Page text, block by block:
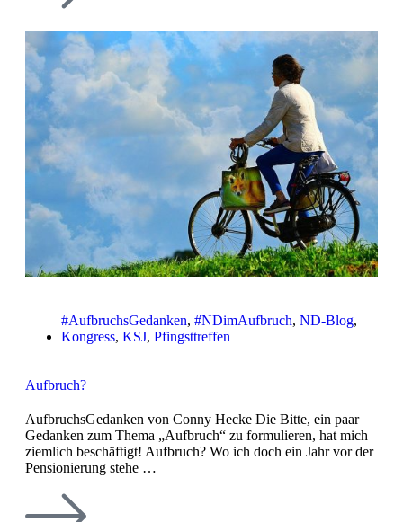
#AufbruchsGedanken, #NDimAufbruch, ND-Blog,
Kongress, KSJ, Pfingsttreffen
Aufbruch?
AufbruchsGedanken von Conny Hecke Die Bitte, ein paar
Gedanken zum Thema „Aufbruch“ zu formulieren, hat mich
ziemlich beschäftigt! Aufbruch? Wo ich doch ein Jahr vor der
Pensionierung stehe …